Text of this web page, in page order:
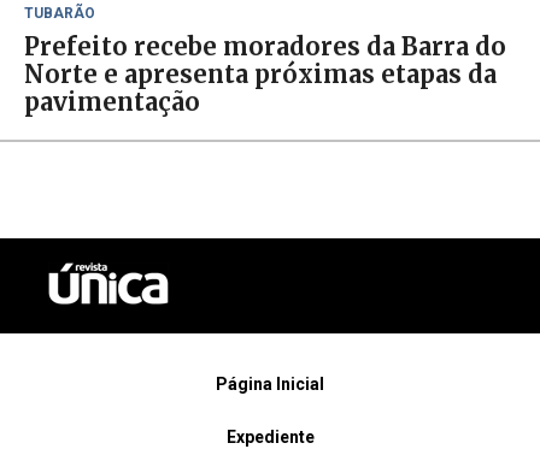
TUBARÃO
Prefeito recebe moradores da Barra do
Norte e apresenta próximas etapas da
pavimentação
Página Inicial
Expediente